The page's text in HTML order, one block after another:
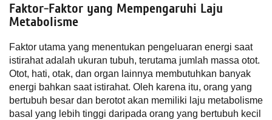
Faktor-Faktor yang Mempengaruhi Laju
Metabolisme
Faktor utama yang menentukan pengeluaran energi saat
istirahat adalah ukuran tubuh, terutama jumlah massa otot.
Otot, hati, otak, dan organ lainnya membutuhkan banyak
energi bahkan saat istirahat. Oleh karena itu, orang yang
bertubuh besar dan berotot akan memiliki laju metabolisme
basal yang lebih tinggi daripada orang yang bertubuh kecil